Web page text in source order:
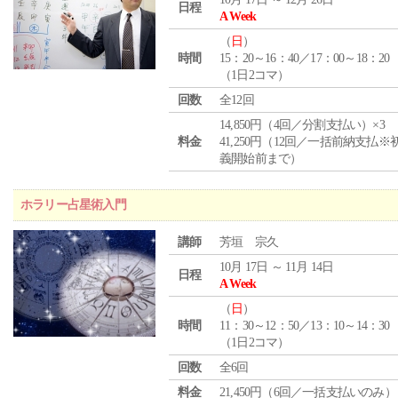
日程
A Week
時間
（ 日 ）
15：20～16：40／17：00～18：20
（1日2コマ）
回数
全12回
料金
14,850円（4回／分割支払い）×3
41,250円（12回／一括前納支払※
義開始前まで）
ホラリー占星術入門
講師 芳垣 宗久
日程
10月 17日 ～ 11月 14日
A Week
時間
（ 日 ）
11：30～12：50／13：10～14：30
（1日2コマ）
回数
全6回
料金
21,450円（6回／一括支払いのみ）